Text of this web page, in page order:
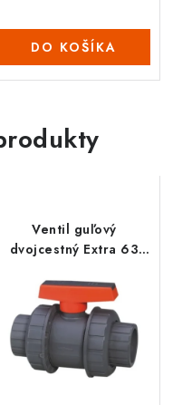
DO KOŠÍKA
Ventil guľový
dvojcestný Extra 63